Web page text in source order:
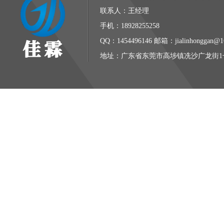
联系人：王经理
手机：18928255258
QQ：1454496146 邮箱：
地址：广东省东莞市高埗镇冼沙广龙街1